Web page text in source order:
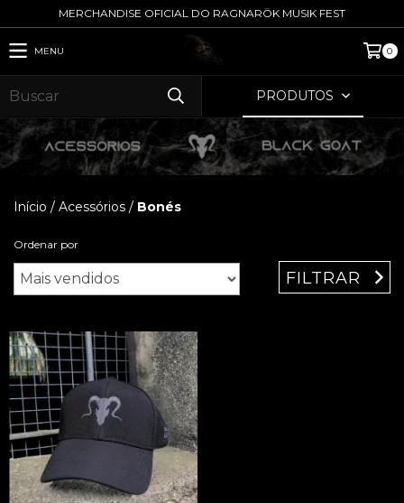
MERCHANDISE OFICIAL DO RAGNARÖK MUSIK FEST
MENU 0
PRODUTOS
Início / Acessórios / Bonés
Ordenar por
FILTRAR